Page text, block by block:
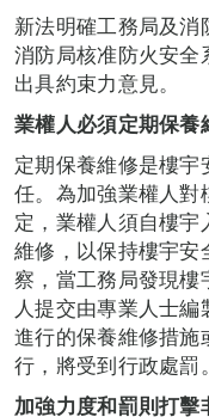
新法明確工務局及
消防局核准防火安全
出具約束力意見。
業權人必須定期保養
定期保養維修是樓
任。為加強業權人對
定，業權人須自樓
維修，以保持樓宇安
察，當工務局發現樓
人提交由專業人士編
進行的保養維修措
行，將受到行政處罰。
加強力度和罰則打擊